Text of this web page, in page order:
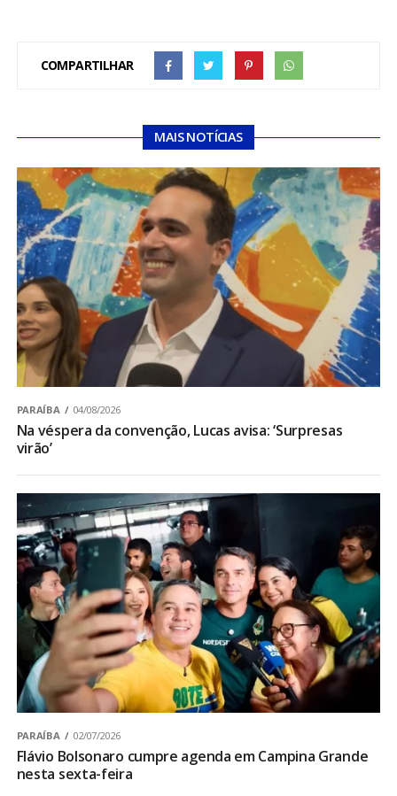
COMPARTILHAR
MAIS NOTÍCIAS
PARAÍBA 04/08/2026
Na véspera da convenção, Lucas avisa: ‘Surpresas
virão’
PARAÍBA 02/07/2026
Flávio Bolsonaro cumpre agenda em Campina Grande
nesta sexta-feira